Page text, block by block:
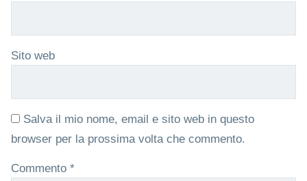
Sito web
Salva il mio nome, email e sito web in questo
browser per la prossima volta che commento.
Commento *